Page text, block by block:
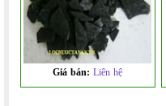
Giá bán:Liên hệ